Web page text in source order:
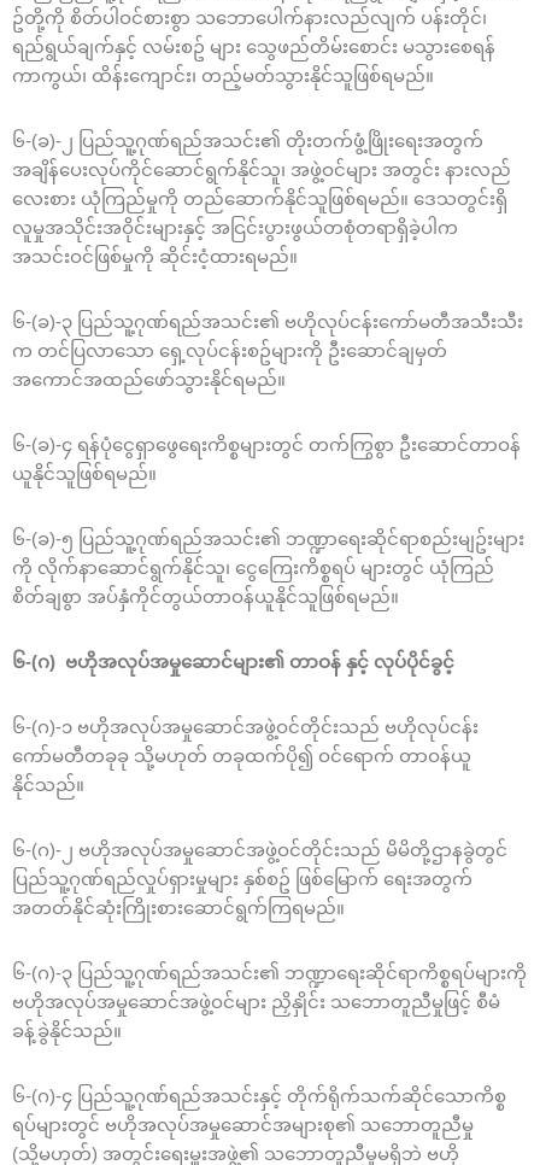
ဥ်တို့ကို စိတ်ပါဝင်စားစွာ သဘောပေါက်နားလည်လျက် ပန်းတိုင်၊
ရည်ရွယ်ချက်နှင့် လမ်းစဥ် များ သွေဖည်တိမ်းစောင်း မသွားစေရန်
ကာကွယ်၊ ထိန်းကျောင်း၊ တည့်မတ်သွားနိုင်သူဖြစ်ရမည်။
၆-(ခ)-၂ ပြည်သူ့ဂုဏ်ရည်အသင်း၏ တိုးတက်ဖွံ့ဖြိုးရေးအတွက်
အချိန်ပေးလုပ်ကိုင်ဆောင်ရွက်နိုင်သူ၊ အဖွဲ့ဝင်များ အတွင်း နားလည်
လေးစား ယုံကြည်မှုကို တည်ဆောက်နိုင်သူဖြစ်ရမည်။ ဒေသတွင်းရှိ
လူမှုအသိုင်းအဝိုင်းများနှင့် အငြင်းပွားဖွယ်တစုံတရာရှိခဲ့ပါက
အသင်းဝင်ဖြစ်မှုကို ဆိုင်းငံ့ထားရမည်။
၆-(ခ)-၃ ပြည်သူ့ဂုဏ်ရည်အသင်း၏ ဗဟိုလုပ်ငန်းကော်မတီအသီးသီး
က တင်ပြလာသော ရှေ့လုပ်ငန်းစဥ်များကို ဦးဆောင်ချမှတ်
အကောင်အထည်ဖော်သွားနိုင်ရမည်။
၆-(ခ)-၄ ရန်ပုံငွေရှာဖွေရေးကိစ္စများတွင် တက်ကြွစွာ ဦးဆောင်တာဝန်
ယူနိုင်သူဖြစ်ရမည်။
၆-(ခ)-၅ ပြည်သူ့ဂုဏ်ရည်အသင်း၏ ဘဏ္ဍာရေးဆိုင်ရာစည်းမျဥ်းများ
ကို လိုက်နာဆောင်ရွက်နိုင်သူ၊ ငွေကြေးကိစ္စရပ် များတွင် ယုံကြည်
စိတ်ချစွာ အပ်နှံကိုင်တွယ်တာဝန်ယူနိုင်သူဖြစ်ရမည်။
၆-(ဂ) ဗဟိုအလုပ်အမှုဆောင်များ၏ တာဝန် နှင့် လုပ်ပိုင်ခွင့်
၆-(ဂ)-၁ ဗဟိုအလုပ်အမှုဆောင်အဖွဲ့ဝင်တိုင်းသည် ဗဟိုလုပ်ငန်း
ကော်မတီတခုခု သို့မဟုတ် တခုထက်ပို၍ ဝင်ရောက် တာဝန်ယူ
နိုင်သည်။
၆-(ဂ)-၂ ဗဟိုအလုပ်အမှုဆောင်အဖွဲ့ဝင်တိုင်းသည် မိမိတို့ဌာနခွဲတွင်
ပြည်သူ့ဂုဏ်ရည်လှုပ်ရှားမှုများ နှစ်စဥ် ဖြစ်မြောက် ရေးအတွက်
အတတ်နိုင်ဆုံးကြိုးစားဆောင်ရွက်ကြရမည်။
၆-(ဂ)-၃ ပြည်သူ့ဂုဏ်ရည်အသင်း၏ ဘဏ္ဍာရေးဆိုင်ရာကိစ္စရပ်များကို
ဗဟိုအလုပ်အမှုဆောင်အဖွဲ့ဝင်များ ညှိနှိုင်း သဘောတူညီမှုဖြင့် စီမံ
ခန့်ခွဲနိုင်သည်။
၆-(ဂ)-၄ ပြည်သူ့ဂုဏ်ရည်အသင်းနှင့် တိုက်ရိုက်သက်ဆိုင်သောကိစ္စ
ရပ်များတွင် ဗဟိုအလုပ်အမှုဆောင်အများစု၏ သဘောတူညီမှု
(သို့မဟုတ်) အတွင်းရေးမှူးအဖွဲ့၏ သဘောတူညီမှုမရှိဘဲ ဗဟို